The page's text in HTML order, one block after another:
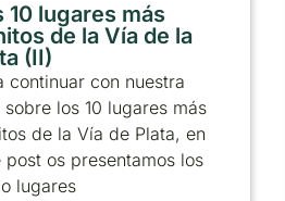
10 lugares más
de la Vía de la
(II)
continuar con nuestra
sobre los 10 lugares más
de la Vía de Plata, en
post os presentamos los
lugares